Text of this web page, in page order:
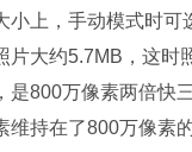
上，手动模式时可
片大约5.7MB，这时
是800万像素两倍快
维持在了800万像素